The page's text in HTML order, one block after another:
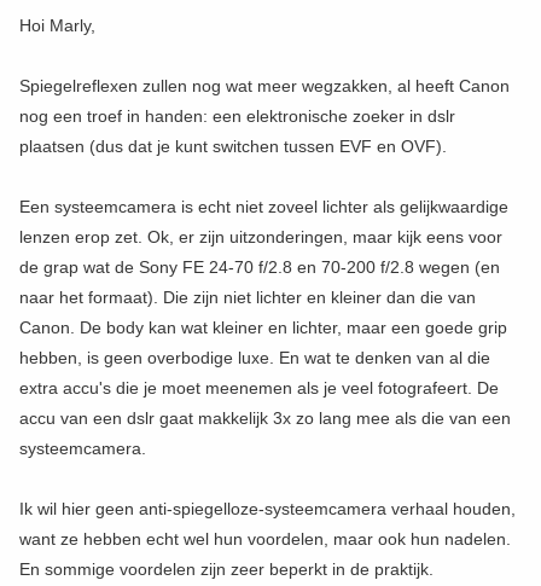
Hoi Marly,
Spiegelreflexen zullen nog wat meer wegzakken, al heeft Canon
nog een troef in handen: een elektronische zoeker in dslr
plaatsen (dus dat je kunt switchen tussen EVF en OVF).
Een systeemcamera is echt niet zoveel lichter als gelijkwaardige
lenzen erop zet. Ok, er zijn uitzonderingen, maar kijk eens voor
de grap wat de Sony FE 24-70 f/2.8 en 70-200 f/2.8 wegen (en
naar het formaat). Die zijn niet lichter en kleiner dan die van
Canon. De body kan wat kleiner en lichter, maar een goede grip
hebben, is geen overbodige luxe. En wat te denken van al die
extra accu's die je moet meenemen als je veel fotografeert. De
accu van een dslr gaat makkelijk 3x zo lang mee als die van een
systeemcamera.
Ik wil hier geen anti-spiegelloze-systeemcamera verhaal houden,
want ze hebben echt wel hun voordelen, maar ook hun nadelen.
En sommige voordelen zijn zeer beperkt in de praktijk.